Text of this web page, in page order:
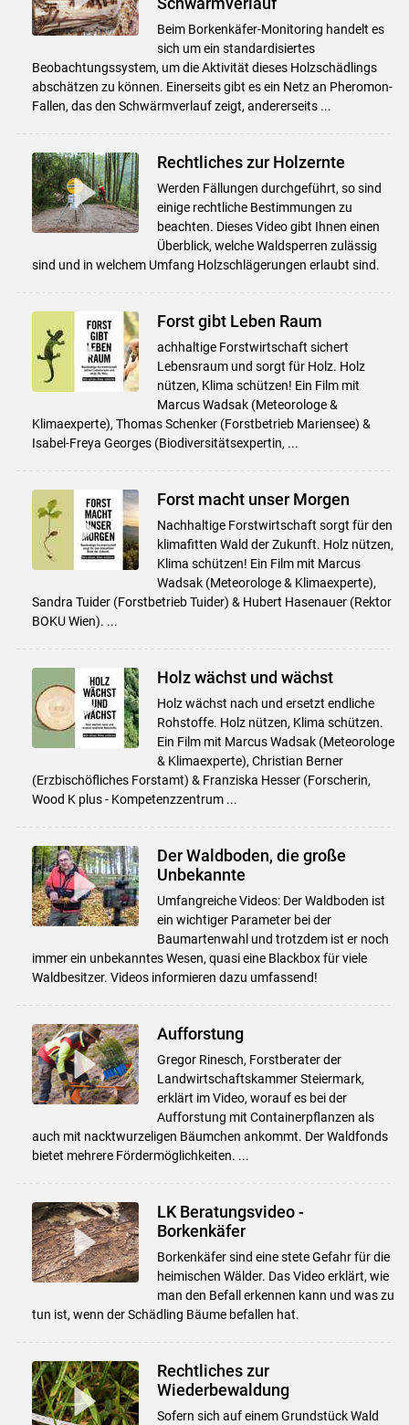
Beim Borkenkäfer-Monitoring handelt es
sich um ein standardisiertes
Beobachtungssystem, um die Aktivität dieses Holzschädlings
abschätzen zu können. Einerseits gibt es ein Netz an Pheromon-
Fallen, das den Schwärmverlauf zeigt, andererseits ...
Rechtliches zur Holzernte
Werden Fällungen durchgeführt, so sind
einige rechtliche Bestimmungen zu
beachten. Dieses Video gibt Ihnen einen
Überblick, welche Waldsperren zulässig
sind und in welchem Umfang Holzschlägerungen erlaubt sind.
Forst gibt Leben Raum
achhaltige Forstwirtschaft sichert
Lebensraum und sorgt für Holz. Holz
nützen, Klima schützen! Ein Film mit
Marcus Wadsak (Meteorologe &
Klimaexperte), Thomas Schenker (Forstbetrieb Mariensee) &
Isabel-Freya Georges (Biodiversitätsexpertin, ...
Forst macht unser Morgen
Nachhaltige Forstwirtschaft sorgt für den
klimafitten Wald der Zukunft. Holz nützen,
Klima schützen! Ein Film mit Marcus
Wadsak (Meteorologe & Klimaexperte),
Sandra Tuider (Forstbetrieb Tuider) & Hubert Hasenauer (Rektor
BOKU Wien). ...
Holz wächst und wächst
Holz wächst nach und ersetzt endliche
Rohstoffe. Holz nützen, Klima schützen.
Ein Film mit Marcus Wadsak (Meteorologe
& Klimaexperte), Christian Berner
(Erzbischöfliches Forstamt) & Franziska Hesser (Forscherin,
Wood K plus - Kompetenzzentrum ...
Der Waldboden, die große
Unbekannte
Umfangreiche Videos: Der Waldboden ist
ein wichtiger Parameter bei der
Baumartenwahl und trotzdem ist er noch
immer ein unbekanntes Wesen, quasi eine Blackbox für viele
Waldbesitzer. Videos informieren dazu umfassend!
Aufforstung
Gregor Rinesch, Forstberater der
Landwirtschaftskammer Steiermark,
erklärt im Video, worauf es bei der
Aufforstung mit Containerpflanzen als
auch mit nacktwurzeligen Bäumchen ankommt. Der Waldfonds
bietet mehrere Fördermöglichkeiten. ...
LK Beratungsvideo -
Borkenkäfer
Borkenkäfer sind eine stete Gefahr für die
heimischen Wälder. Das Video erklärt, wie
man den Befall erkennen kann und was zu
tun ist, wenn der Schädling Bäume befallen hat.
Rechtliches zur
Wiederbewaldung
Sofern sich auf einem Grundstück Wald